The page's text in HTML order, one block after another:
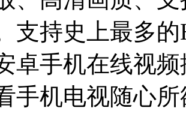
支持史上最多
卓手机在线视
手机电视随心